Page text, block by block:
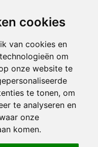
cookies
van cookies en
om
onze website te
te tonen, om
te analyseren en
onze
komen.
en 13.30 - 17.00
13.30 - 17.00